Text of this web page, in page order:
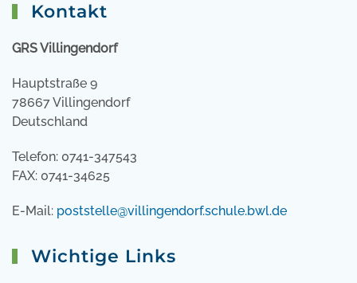
Kontakt
GRS Villingendorf
Hauptstraße 9
78667 Villingendorf
Deutschland
Telefon: 0741-347543
FAX: 0741-34625
E-Mail: poststelle@villingendorf.schule.bwl.de
Wichtige Links